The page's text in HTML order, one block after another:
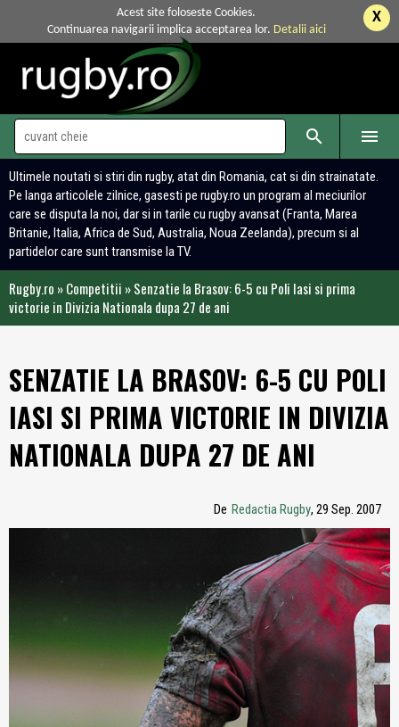
X
Acest site foloseste Cookies.
Continuarea navigarii implica acceptarea lor. Detalii aici
 
Ultimele noutati si stiri din rugby, atat din Romania, cat si din strainatate.
Pe langa articolele zilnice, gasesti pe rugby.ro un program al meciurilor
care se disputa la noi, dar si in tarile cu rugby avansat (Franta, Marea
Britanie, Italia, Africa de Sud, Australia, Noua Zeelanda), precum si al
partidelor care sunt transmise la TV.
Rugby.ro »Competitii »Senzatie la Brasov: 6-5 cu Poli Iasi si prima
victorie in Divizia Nationala dupa 27 de ani
SENZATIE LA BRASOV: 6-5 CU POLI
IASI SI PRIMA VICTORIE IN DIVIZIA
NATIONALA DUPA 27 DE ANI
De Redactia Rugby, 29 Sep. 2007